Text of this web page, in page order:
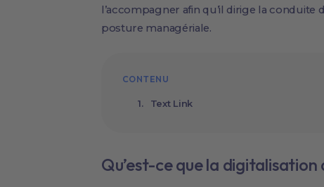
l’accompagner afin qu’il dirige la
posture managériale.
CONTENU
Text Link
Qu’est-ce que la digitalisation